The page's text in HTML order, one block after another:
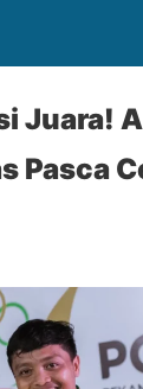
Juara!
Pasca